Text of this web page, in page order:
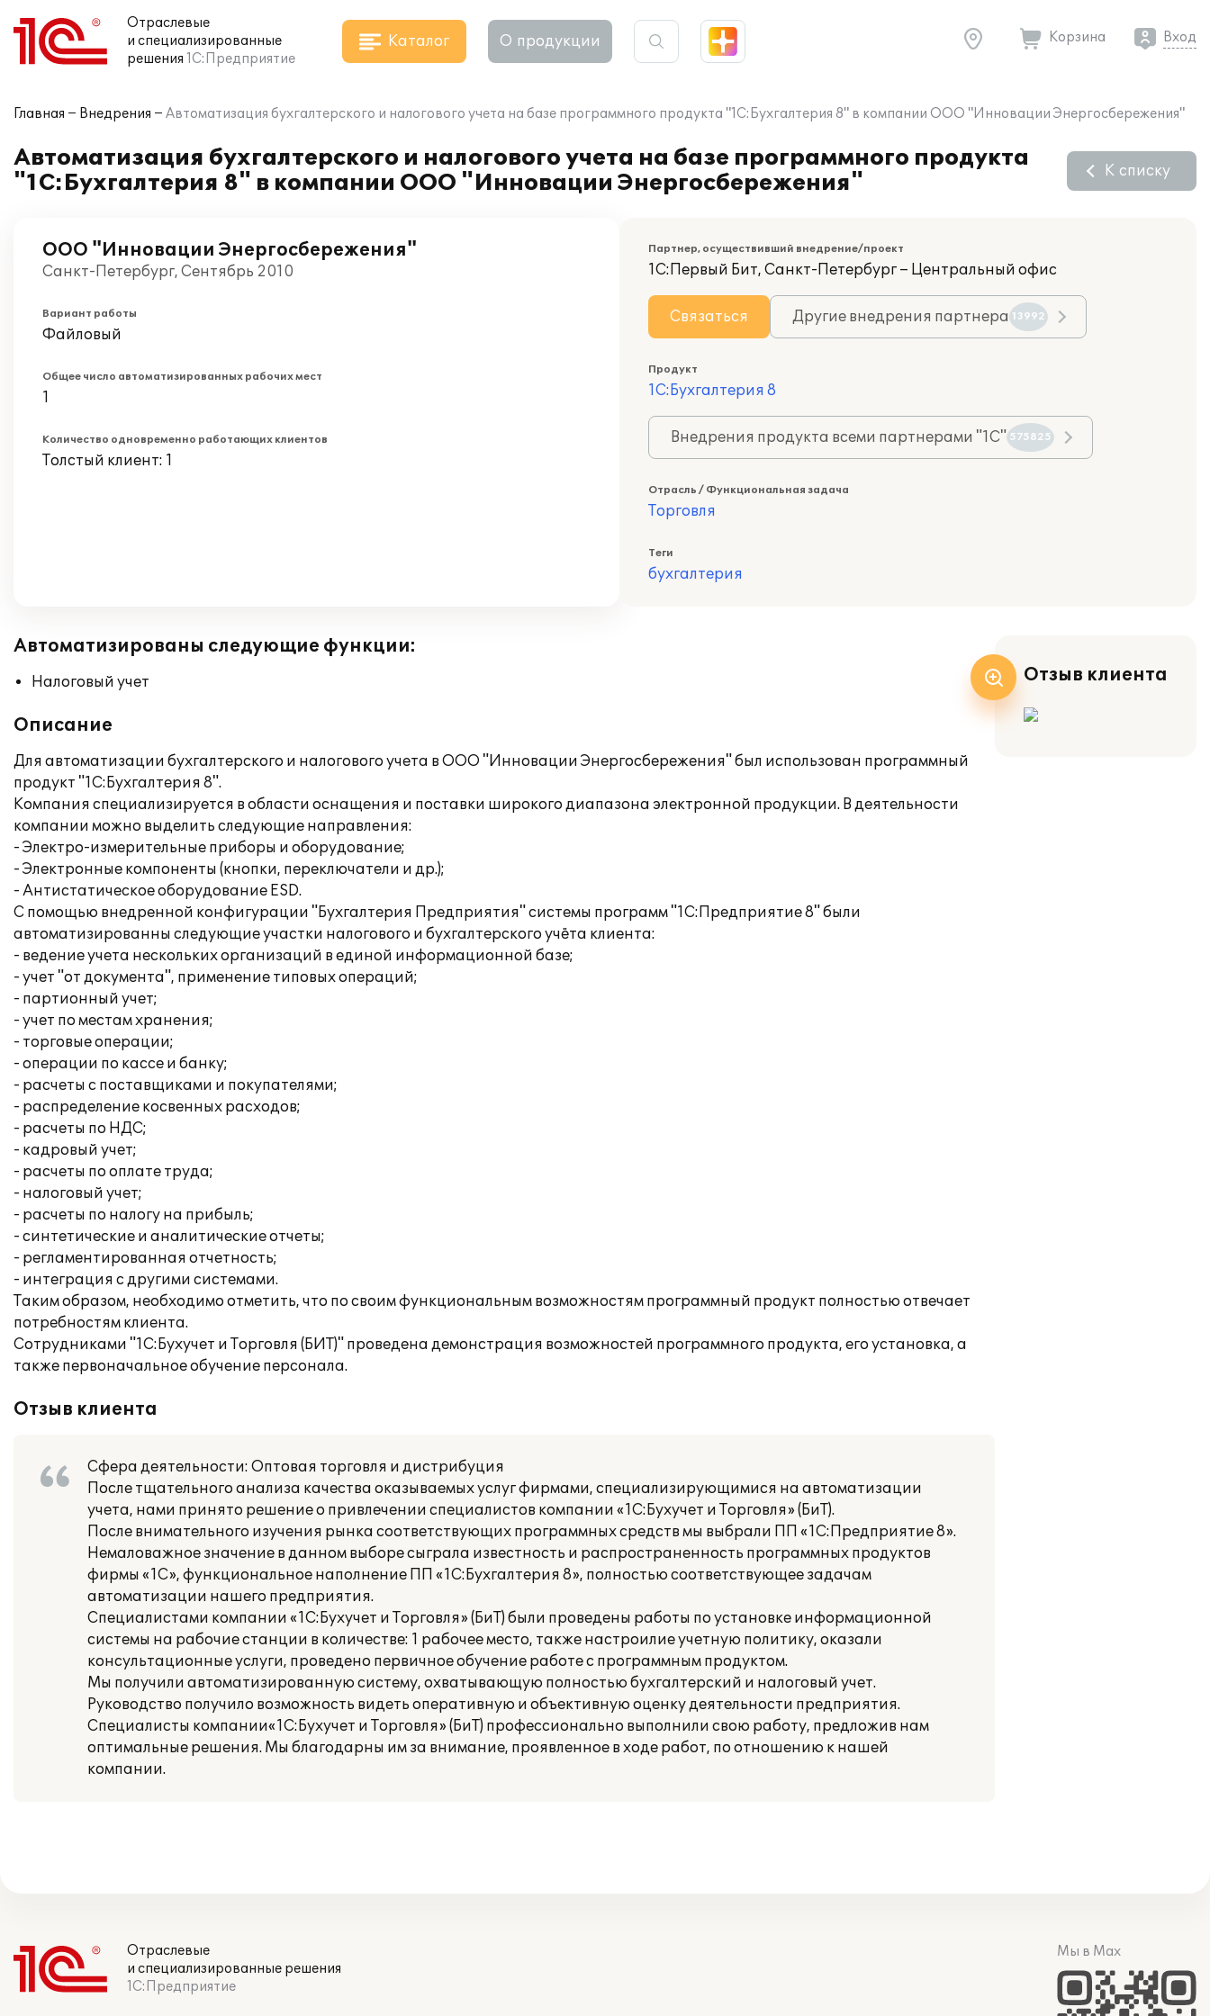
Отраслевые
и специализированные
решения 1С:Предприятие
Каталог О продукции Корзина Вход
Главная Внедрения Автоматизация бухгалтерского и налогового учета на базе программного продукта "1С:Бухгалтерия 8" в компании ООО "Инновации Энергосбережения"
Автоматизация бухгалтерского и налогового учета на базе программного продукта
"1С:Бухгалтерия 8" в компании ООО "Инновации Энергосбережения"
К списку
ООО "Инновации Энергосбережения"
Санкт-Петербург, Сентябрь 2010
Вариант работы
Файловый
Общее число автоматизированных рабочих мест
1
Количество одновременно работающих клиентов
Толстый клиент: 1
Партнер, осуществивший внедрение/проект
1С:Первый Бит, Санкт-Петербург – Центральный офис
Связаться Другие внедрения партнера 13992
Продукт
1С:Бухгалтерия 8
Внедрения продукта всеми партнерами "1С" 575825
Отрасль / Функциональная задача
Торговля
Теги
бухгалтерия
Автоматизированы следующие функции:
Налоговый учет
Описание
Для автоматизации бухгалтерского и налогового учета в ООО "Инновации Энергосбережения" был использован программный
продукт "1С:Бухгалтерия 8".
Компания специализируется в области оснащения и поставки широкого диапазона электронной продукции. В деятельности
компании можно выделить следующие направления:
- Электро-измерительные приборы и оборудование;
- Электронные компоненты (кнопки, переключатели и др.);
- Антистатическое оборудование ESD.
С помощью внедренной конфигурации "Бухгалтерия Предприятия" системы программ "1С:Предприятие 8" были
автоматизированны следующие участки налогового и бухгалтерского учёта клиента:
- ведение учета нескольких организаций в единой информационной базе;
- учет "от документа", применение типовых операций;
- партионный учет;
- учет по местам хранения;
- торговые операции;
- операции по кассе и банку;
- расчеты с поставщиками и покупателями;
- распределение косвенных расходов;
- расчеты по НДС;
- кадровый учет;
- расчеты по оплате труда;
- налоговый учет;
- расчеты по налогу на прибыль;
- синтетические и аналитические отчеты;
- регламентированная отчетность;
- интеграция с другими системами.
Таким образом, необходимо отметить, что по своим функциональным возможностям программный продукт полностью отвечает
потребностям клиента.
Сотрудниками "1С:Бухучет и Торговля (БИТ)" проведена демонстрация возможностей программного продукта, его установка, а
также первоначальное обучение персонала.
Отзыв клиента
Сфера деятельности: Оптовая торговля и дистрибуция
После тщательного анализа качества оказываемых услуг фирмами, специализирующимися на автоматизации
учета, нами принято решение о привлечении специалистов компании «1С:Бухучет и Торговля» (БиТ).
После внимательного изучения рынка соответствующих программных средств мы выбрали ПП «1С:Предприятие 8».
Немаловажное значение в данном выборе сыграла известность и распространенность программных продуктов
фирмы «1С», функциональное наполнение ПП «1С:Бухгалтерия 8», полностью соответствующее задачам
автоматизации нашего предприятия.
Специалистами компании «1С:Бухучет и Торговля» (БиТ) были проведены работы по установке информационной
системы на рабочие станции в количестве: 1 рабочее место, также настроилие учетную политику, оказали
консультационные услуги, проведено первичное обучение работе с программным продуктом.
Мы получили автоматизированную систему, охватывающую полностью бухгалтерский и налоговый учет.
Руководство получило возможность видеть оперативную и объективную оценку деятельности предприятия.
Специалисты компании«1С:Бухучет и Торговля» (БиТ) профессионально выполнили свою работу, предложив нам
оптимальные решения. Мы благодарны им за внимание, проявленное в ходе работ, по отношению к нашей
компании.
Отзыв клиента
Отраслевые
и специализированные решения
1С:Предприятие
Мы в Max